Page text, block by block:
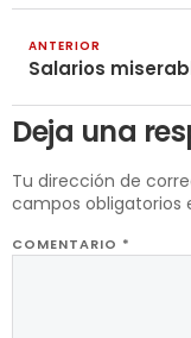
ANTERIOR
Deja una
Tu dirección de
campos obligatorios
COMENTARIO *